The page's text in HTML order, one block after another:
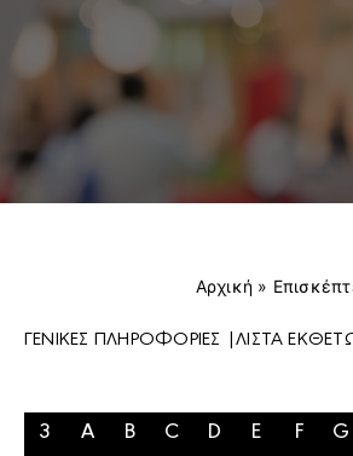
ΕΠΙΚΟΙΝΩΝΙΑ
Αρχική »
ΓΕΝΙΚΕΣ ΠΛΗΡΟΦΟΡΙΕΣ |ΛΙΣΤΑ
3 A B C D E F G